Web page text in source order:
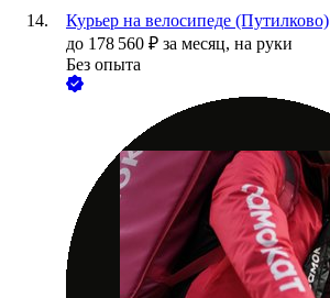
Курьер на велосипеде (Путилково)
до 178 560 ₽ за месяц, на руки
Без опыта